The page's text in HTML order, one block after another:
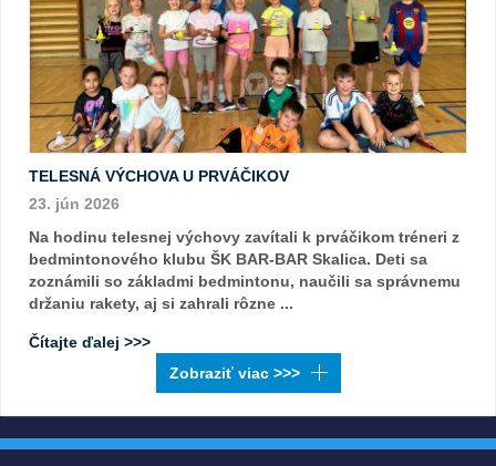
TELESNÁ VÝCHOVA U PRVÁČIKOV
23. jún 2026
Na hodinu telesnej výchovy zavítali k prváčikom tréneri z
bedmintonového klubu ŠK BAR-BAR Skalica. Deti sa
zoznámili so základmi bedmintonu, naučili sa správnemu
držaniu rakety, aj si zahrali rôzne ...
Čítajte ďalej >>>